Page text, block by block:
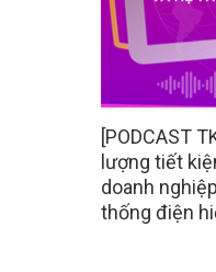
[PODCAST
lượng tiết
doanh
thống điện